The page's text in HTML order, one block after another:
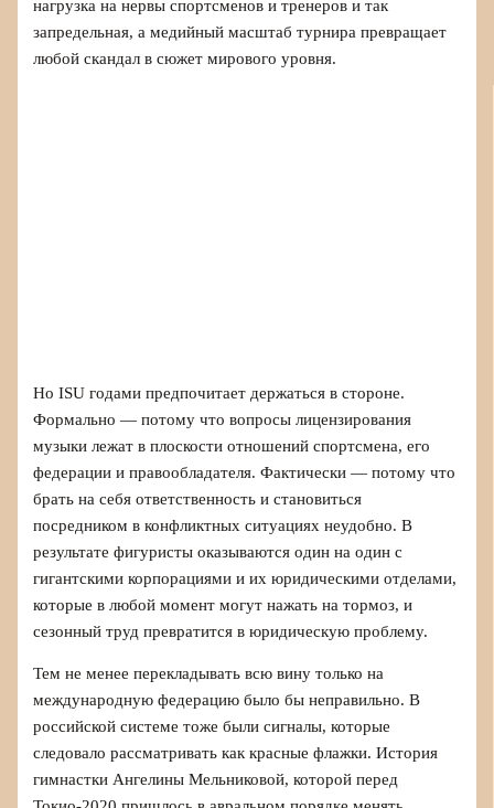
нагрузка на нервы спортсменов и тренеров и так
запредельная, а медийный масштаб турнира превращает
любой скандал в сюжет мирового уровня.
Но ISU годами предпочитает держаться в стороне.
Формально — потому что вопросы лицензирования
музыки лежат в плоскости отношений спортсмена, его
федерации и правообладателя. Фактически — потому что
брать на себя ответственность и становиться
посредником в конфликтных ситуациях неудобно. В
результате фигуристы оказываются один на один с
гигантскими корпорациями и их юридическими отделами,
которые в любой момент могут нажать на тормоз, и
сезонный труд превратится в юридическую проблему.
Тем не менее перекладывать всю вину только на
международную федерацию было бы неправильно. В
российской системе тоже были сигналы, которые
следовало рассматривать как красные флажки. История
гимнастки Ангелины Мельниковой, которой перед